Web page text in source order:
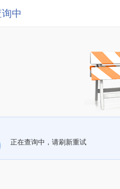
中
正在查询中，请刷新重试